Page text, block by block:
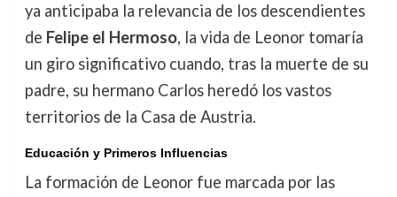
ya anticipaba la relevancia de los descendientes
de Felipe el Hermoso, la vida de Leonor tomaría
un giro significativo cuando, tras la muerte de su
padre, su hermano Carlos heredó los vastos
territorios de la Casa de Austria.
Educación y Primeros Influencias
La formación de Leonor fue marcada por las